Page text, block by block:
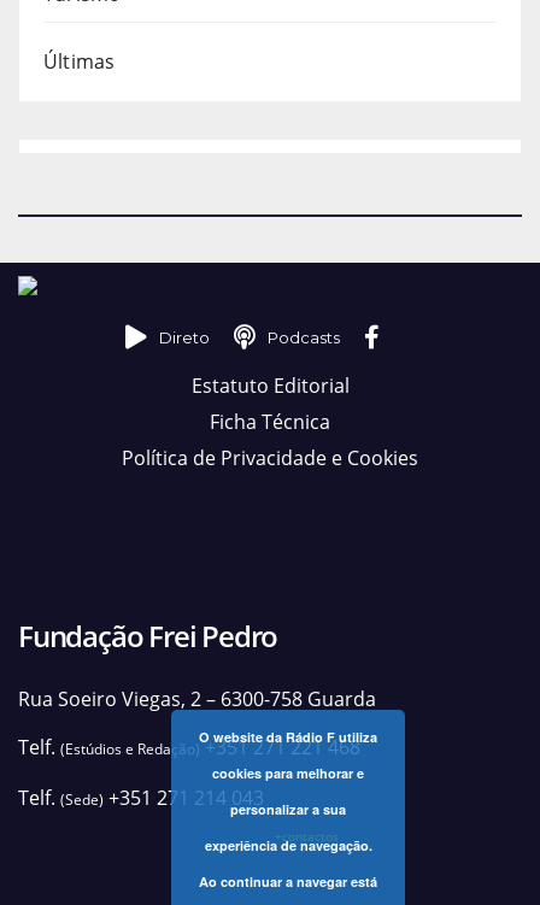
Últimas
Direto Podcasts
Estatuto Editorial
Ficha Técnica
Política de Privacidade e Cookies
Fundação Frei Pedro
Rua Soeiro Viegas, 2 – 6300-758 Guarda
Telf. (Estúdios e Redação)+351 271 221 468
Telf. (Sede) +351 271 214 043
+contactos
O website da Rádio F utiliza
cookies para melhorar e
personalizar a sua
experiência de navegação.
Ao continuar a navegar está